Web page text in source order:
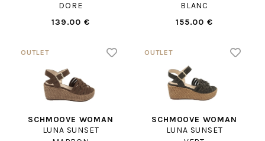
DORE
139.00 €
BLANC
155.00 €
SCHMOOVE WOMAN
LUNA SUNSET
SCHMOOVE WOMAN
LUNA SUNSET